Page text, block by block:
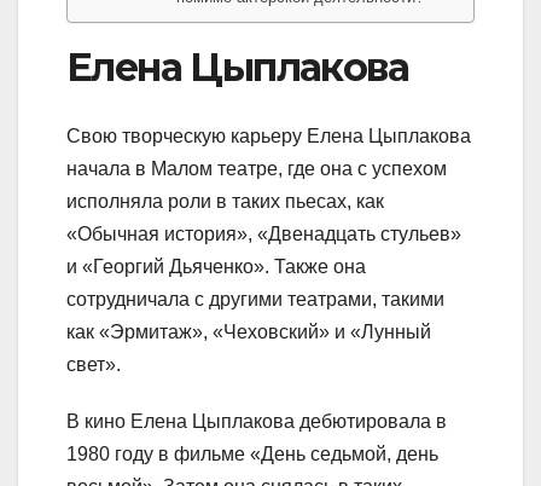
Елена Цыплакова
Свою творческую карьеру Елена Цыплакова
начала в Малом театре, где она с успехом
исполняла роли в таких пьесах, как
«Обычная история», «Двенадцать стульев»
и «Георгий Дьяченко». Также она
сотрудничала с другими театрами, такими
как «Эрмитаж», «Чеховский» и «Лунный
свет».
В кино Елена Цыплакова дебютировала в
1980 году в фильме «День седьмой, день